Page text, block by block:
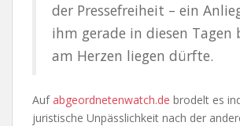
der Pressefreiheit – ein
ihm gerade in diesen Tagen
am Herzen liegen dürfte.
Aufabgeordnetenwatch.de brodelt es
juristische Unpässlichkeit nach der